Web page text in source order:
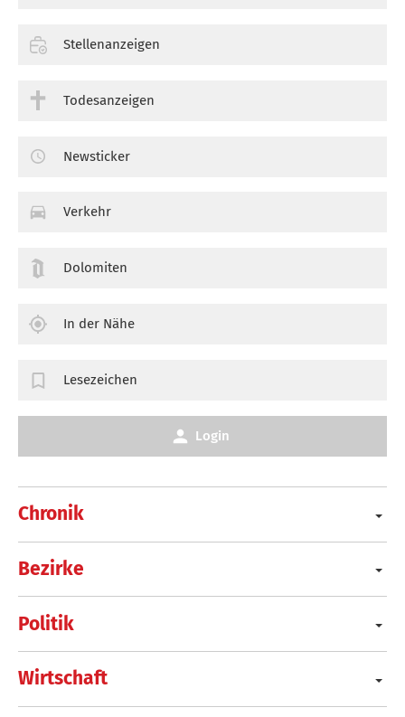
Chronik
Bezirke
Politik
Wirtschaft
Stellenanzeigen
Todesanzeigen
Newsticker
Verkehr
Dolomiten
In der Nähe
Lesezeichen
Login